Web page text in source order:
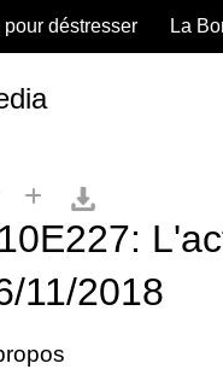
pour déstresser La
11/2018